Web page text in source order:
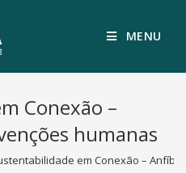
MENU
Conexão –
humanas
em Conexão –